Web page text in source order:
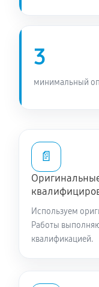
3
минимальный
📄
Используем
Работы
квалификацией.